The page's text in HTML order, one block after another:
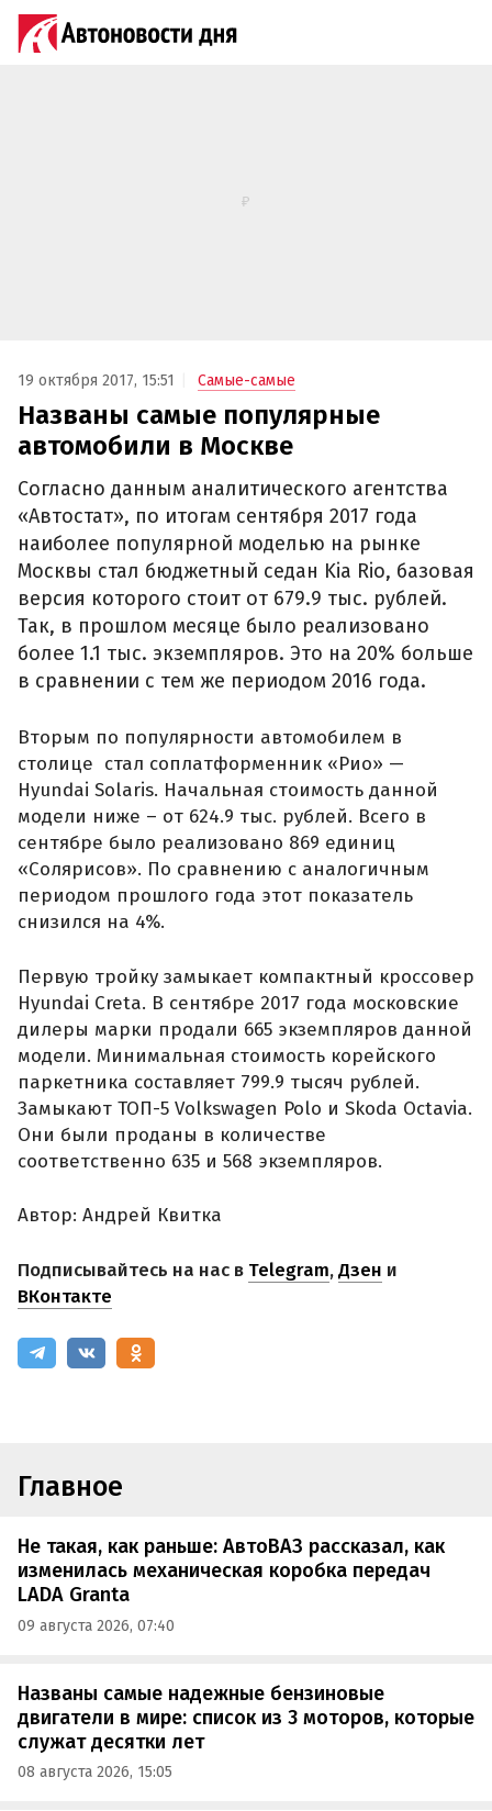
19 октября 2017, 15:51 Самые-самые
Названы самые популярные
автомобили в Москве‍
Согласно данным аналитического агентства
«Автостат», по итогам сентября 2017 года
наиболее популярной моделью на рынке
Москвы стал бюджетный седан Kia Rio, базовая
версия которого стоит от 679.9 тыс. рублей.
Так, в прошлом месяце было реализовано
более 1.1 тыс. экземпляров. Это на 20% больше
в сравнении с тем же периодом 2016 года.
Вторым по популярности автомобилем в
столице стал соплатформенник «Рио» —
Hyundai Solaris. Начальная стоимость данной
модели ниже – от 624.9 тыс. рублей. Всего в
сентябре было реализовано 869 единиц
«Солярисов». По сравнению с аналогичным
периодом прошлого года этот показатель
снизился на 4%.
Первую тройку замыкает компактный кроссовер
Hyundai Creta. В сентябре 2017 года московские
дилеры марки продали 665 экземпляров данной
модели. Минимальная стоимость корейского
паркетника составляет 799.9 тысяч рублей.
Замыкают ТОП-5 Volkswagen Polo и Skoda Octavia.
Они были проданы в количестве
соответственно 635 и 568 экземпляров.
Автор: Андрей Квитка
Подписывайтесь на нас в Telegram,Дзен и
ВКонтакте
Главное
Не такая, как раньше: АвтоВАЗ рассказал, как
изменилась механическая коробка передач
LADA Granta
09 августа 2026, 07:40
Названы самые надежные бензиновые
двигатели в мире: список из 3 моторов, которые
служат десятки лет
08 августа 2026, 15:05